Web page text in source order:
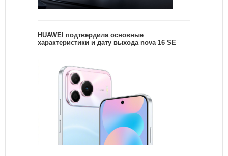
HUAWEI подтвердила основные
характеристики и дату выхода nova 16 SE